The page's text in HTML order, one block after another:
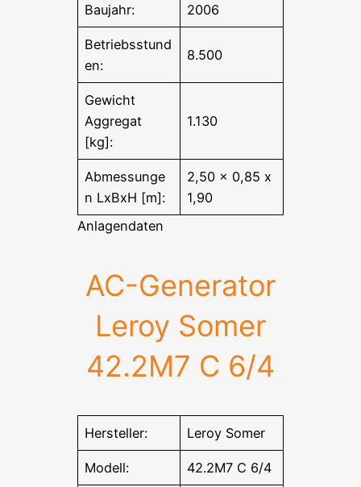
Baujahr: 2006
Betriebsstund
en:
8.500
Gewicht
Aggregat
[kg]:
1.130
Abmessunge
n LxBxH [m]:
2,50 x 0,85 x
1,90
Anlagendaten
AC-Generator
Leroy Somer
42.2M7 C 6/4
Hersteller: Leroy Somer
Modell: 42.2M7 C 6/4